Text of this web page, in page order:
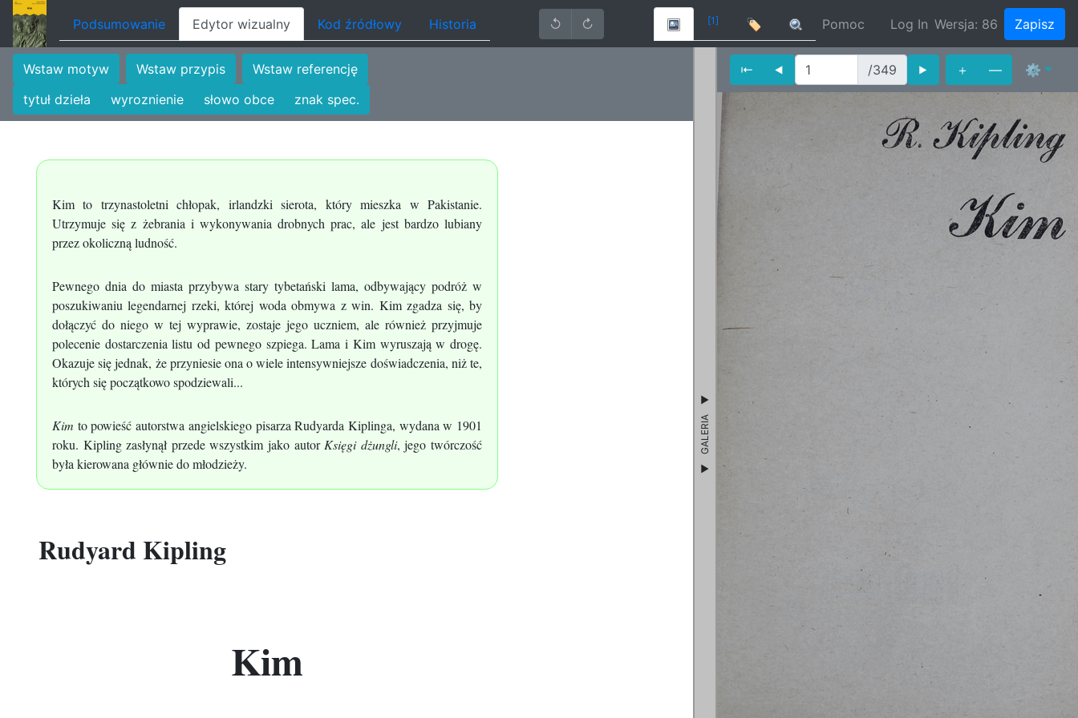
Podsumowanie Edytor wizualny Kod źródłowy Historia ↺ ↻ [1] 🏷 Pomoc Log In Wersja: 86 Zapisz
Wstaw motyw Wstaw przypis
Wstaw referencję
tytuł dzieła
wyroznienie słowo obce znak spec.
Kim to trzynastoletni chłopak, irlandzki sierota, który mieszka w Pakistanie.
Utrzymuje się z żebrania i wykonywania drobnych prac, ale jest bardzo lubiany
przez okoliczną ludność.
Pewnego dnia do miasta przybywa stary tybetański lama, odbywający podróż w
poszukiwaniu legendarnej rzeki, której woda obmywa z win. Kim zgadza się, by
dołączyć do niego w tej wyprawie, zostaje jego uczniem, ale również przyjmuje
polecenie dostarczenia listu od pewnego szpiega. Lama i Kim wyruszają w drogę.
Okazuje się jednak, że przyniesie ona o wiele intensywniejsze doświadczenia, niż te,
których się początkowo spodziewali...
Kim to powieść autorstwa angielskiego pisarza Rudyarda Kiplinga, wydana w 1901
roku. Kipling zasłynął przede wszystkim jako autor Księgi dżungli, jego twórczość
była kierowana głównie do młodzieży.
Rudyard Kipling
Kim
GALERIA
⇤ ⯇ /349 ⯈ ＋ — ⚙